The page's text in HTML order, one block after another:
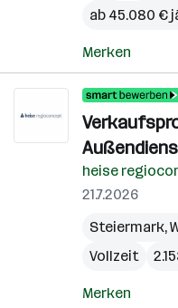
ab 45.080 €
Merken
heise
21.7.2026
Steiermark,
Vollzeit
Merken